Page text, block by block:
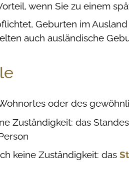
wenn Sie zu einem
Geburten im
auch ausländische
oder des
Zuständigkeit: das
keine Zuständigkeit: das